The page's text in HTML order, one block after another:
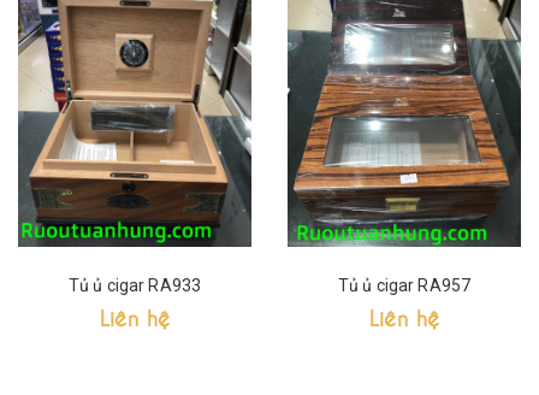
Tủ ủ cigar RA933
Liên hệ
Tủ ủ cigar RA957
Liên hệ